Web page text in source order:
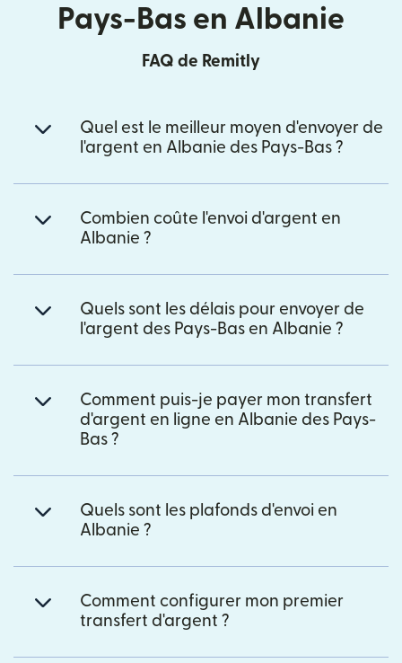
Pays-Bas en Albanie
FAQ de Remitly
Quel est le meilleur moyen d'envoyer de
l'argent en Albanie des Pays-Bas ?
Combien coûte l'envoi d'argent en
Albanie ?
Quels sont les délais pour envoyer de
l'argent des Pays-Bas en Albanie ?
Comment puis-je payer mon transfert
d'argent en ligne en Albanie des Pays-
Bas ?
Quels sont les plafonds d'envoi en
Albanie ?
Comment configurer mon premier
transfert d'argent ?